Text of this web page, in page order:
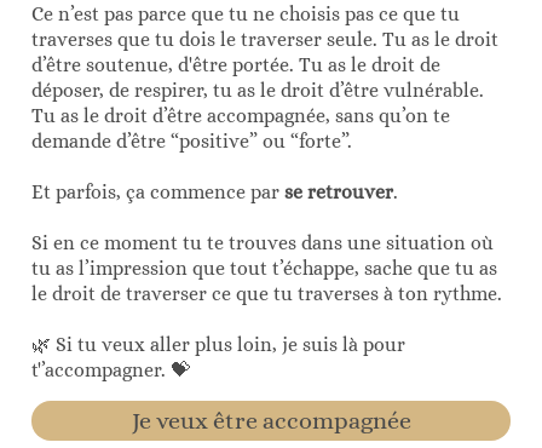
Ce n’est pas parce que tu ne choisis pas ce que tu
traverses que tu dois le traverser seule. Tu as le droit
d’être soutenue, d'être portée. Tu as le droit de
déposer, de respirer, tu as le droit d’être vulnérable.
Tu as le droit d’être accompagnée, sans qu’on te
demande d’être “positive” ou “forte”.
Et parfois, ça commence par se retrouver.
Si en ce moment tu te trouves dans une situation où
tu as l’impression que tout t’échappe, sache que tu as
le droit de traverser ce que tu traverses à ton rythme.
🌿 Si tu veux aller plus loin, je suis là pour
t'’accompagner. 💝
Je veux être accompagnée